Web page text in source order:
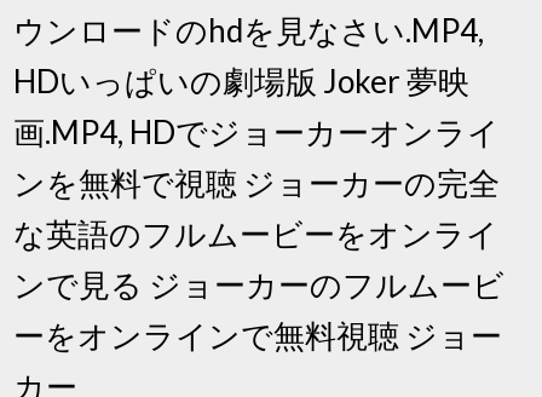
ウンロードのhdを見なさい.MP4,
HDいっぱいの劇場版 Joker 夢映
画.MP4, HDでジョーカーオンライ
ンを無料で視聴 ジョーカーの完全
な英語のフルムービーをオンライ
ンで見る ジョーカーのフルムービ
ーをオンラインで無料視聴 ジョー
カー